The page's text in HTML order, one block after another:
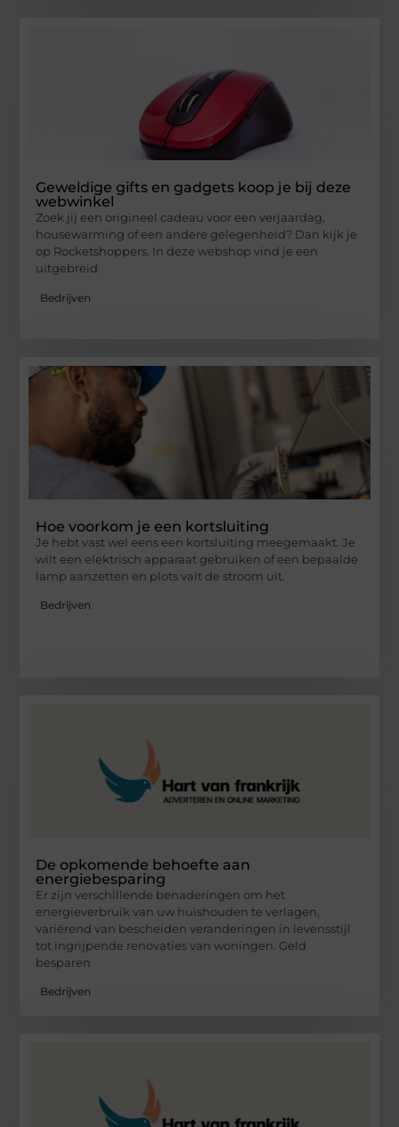
Geweldige gifts en gadgets koop je bij deze
webwinkel
Zoek jij een origineel cadeau voor een verjaardag,
housewarming of een andere gelegenheid? Dan kijk je
op Rocketshoppers. In deze webshop vind je een
uitgebreid
Bedrijven
Hoe voorkom je een kortsluiting
Je hebt vast wel eens een kortsluiting meegemaakt. Je
wilt een elektrisch apparaat gebruiken of een bepaalde
lamp aanzetten en plots valt de stroom uit.
Bedrijven
De opkomende behoefte aan
energiebesparing
Er zijn verschillende benaderingen om het
energieverbruik van uw huishouden te verlagen,
variërend van bescheiden veranderingen in levensstijl
tot ingrijpende renovaties van woningen. Geld
besparen
Bedrijven